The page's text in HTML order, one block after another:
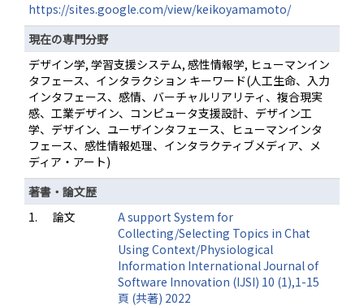
https://sites.google.com/view/keikoyamamoto/
現在の専門分野
デザイン学, 学習支援システム, 感性情報学, ヒューマンイン
タフェース、インタラクション キーワード(人工生命、入力
インタフェース、感情、バーチャルリアリティ、複合現実
感、工業デザイン、コンピュータ支援設計、デザイン工
学、デザイン、ユーザインタフェース、ヒューマンインタ
フェース、感性情報処理、インタラクティブメディア、メ
ディア・アート)
著書・論文歴
1.
論文
A support System for
Collecting/Selecting Topics in Chat
Using Context/Physiological
Information International Journal of
Software Innovation (IJSI) 10 (1),1-15
頁 (共著) 2022